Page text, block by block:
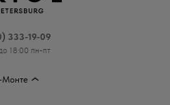
333-19-09
18:00 пн-пт
Монте